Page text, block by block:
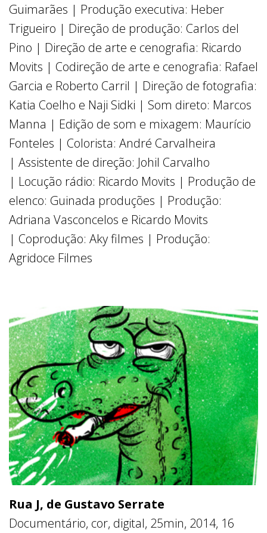
Guimarães | Produção executiva: Heber
Trigueiro | Direção de produção: Carlos del
Pino | Direção de arte e cenografia: Ricardo
Movits | Codireção de arte e cenografia: Rafael
Garcia e Roberto Carril | Direção de fotografia:
Katia Coelho e Naji Sidki | Som direto: Marcos
Manna | Edição de som e mixagem: Maurício
Fonteles | Colorista: André Carvalheira
| Assistente de direção: Johil Carvalho
| Locução rádio: Ricardo Movits | Produção de
elenco: Guinada produções | Produção:
Adriana Vasconcelos e Ricardo Movits
| Coprodução: Aky filmes | Produção:
Agridoce Filmes
Rua J, de Gustavo Serrate
Documentário, cor, digital, 25min, 2014, 16